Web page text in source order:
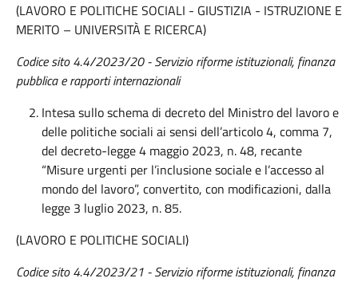
(LAVORO E POLITICHE SOCIALI - GIUSTIZIA - ISTRUZIONE E
MERITO – UNIVERSITÀ E RICERCA)
Codice sito 4.4/2023/20 - Servizio riforme istituzionali, finanza
pubblica e rapporti internazionali
Intesa sullo schema di decreto del Ministro del lavoro e
delle politiche sociali ai sensi dell’articolo 4, comma 7,
del decreto-legge 4 maggio 2023, n. 48, recante
“Misure urgenti per l’inclusione sociale e l’accesso al
mondo del lavoro”, convertito, con modificazioni, dalla
legge 3 luglio 2023, n. 85.
(LAVORO E POLITICHE SOCIALI)
Codice sito 4.4/2023/21 - Servizio riforme istituzionali, finanza